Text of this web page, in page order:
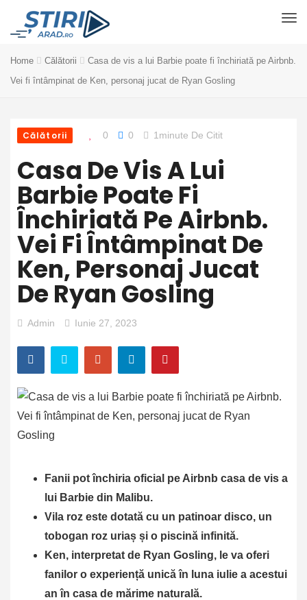
Home Călătorii
Casa de vis a lui Barbie poate fi închiriată pe Airbnb.
Vei fi întâmpinat de Ken, personaj jucat de Ryan Gosling
Călătorii 0 0 1minute De Citit
Casa De Vis A Lui
Barbie Poate Fi
Închiriată Pe Airbnb.
Vei Fi Întâmpinat De
Ken, Personaj Jucat
De Ryan Gosling
Admin Iunie 27, 2023
Fanii pot închiria oficial pe Airbnb casa de vis a
lui Barbie din Malibu.
Vila roz este dotată cu un patinoar disco, un
tobogan roz uriaș și o piscină infinită.
Ken, interpretat de Ryan Gosling, le va oferi
fanilor o experiență unică în luna iulie a acestui
an în casa de mărime naturală.